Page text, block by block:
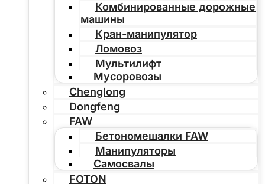
Комбинированные дорожные
машины
Кран-манипулятор
Ломовоз
Мультилифт
Мусоровозы
Chenglong
Dongfeng
FAW
Бетономешалки FAW
Манипуляторы
Самосвалы
FOTON